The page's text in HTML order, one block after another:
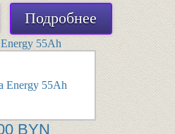
Подробнее
55Ah
BYN